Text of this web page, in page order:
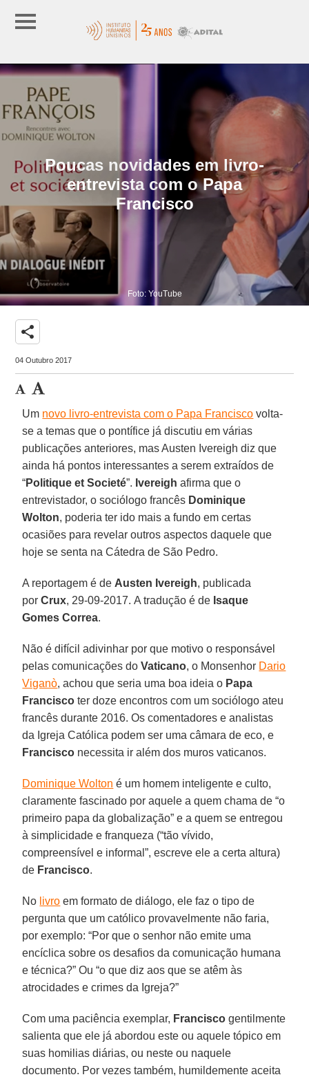
Poucas novidades em livro-
entrevista com o Papa
Francisco
Foto: YouTube
share
04 Outubro 2017
Um novo livro-entrevista com o Papa Francisco volta-
se a temas que o pontífice já discutiu em várias
publicações anteriores, mas Austen Ivereigh diz que
ainda há pontos interessantes a serem extraídos de
“Politique et Societé”. Ivereigh afirma que o
entrevistador, o sociólogo francês Dominique
Wolton, poderia ter ido mais a fundo em certas
ocasiões para revelar outros aspectos daquele que
hoje se senta na Cátedra de São Pedro.
A reportagem é de Austen Ivereigh, publicada
porCrux, 29-09-2017. A tradução é de Isaque
Gomes Correa.
Não é difícil adivinhar por que motivo o responsável
pelas comunicações doVaticano, o Monsenhor Dario
Viganò, achou que seria uma boa ideia o Papa
Francisco ter doze encontros com um sociólogo ateu
francês durante 2016. Os comentadores e analistas
da Igreja Católica podem ser uma câmara de eco, e
Francisco necessita ir além dos muros vaticanos.
Dominique Wolton é um homem inteligente e culto,
claramente fascinado por aquele a quem chama de “o
primeiro papa da globalização” e a quem se entregou
à simplicidade e franqueza (“tão vívido,
compreensível e informal”, escreve ele a certa altura)
de Francisco.
No livro em formato de diálogo, ele faz o tipo de
pergunta que um católico provavelmente não faria,
por exemplo: “Por que o senhor não emite uma
encíclica sobre os desafios da comunicação humana
e técnica?” Ou “o que diz aos que se atêm às
atrocidades e crimes da Igreja?”
Com uma paciência exemplar, Francisco gentilmente
salienta que ele já abordou este ou aquele tópico em
suas homilias diárias, ou neste ou naquele
documento. Por vezes também, humildemente aceita